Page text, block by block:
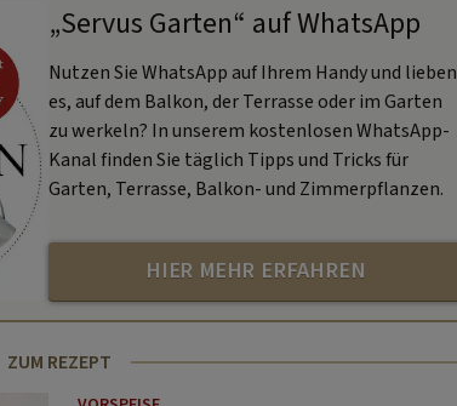
„Servus Garten“ auf WhatsApp
Nutzen Sie WhatsApp auf Ihrem Handy und lieben
es, auf dem Balkon, der Terrasse oder im Garten
zu werkeln? In unserem kostenlosen WhatsApp-
Kanal finden Sie täglich Tipps und Tricks für
Garten, Terrasse, Balkon- und Zimmerpflanzen.
HIER MEHR ERFAHREN
ZUM REZEPT